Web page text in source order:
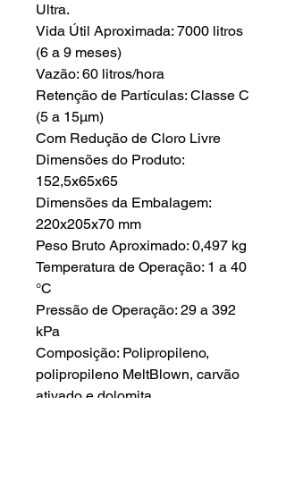
Ultra.
Vida Útil Aproximada: 7000 litros
(6 a 9 meses)
Vazão: 60 litros/hora
Retenção de Partículas: Classe C
(5 a 15µm)
Com Redução de Cloro Livre
Dimensões do Produto:
152,5x65x65
Dimensões da Embalagem:
220x205x70 mm
Peso Bruto Aproximado: 0,497 kg
Temperatura de Operação: 1 a 40
°C
Pressão de Operação: 29 a 392
kPa
Composição: Polipropileno,
polipropileno MeltBlown, carvão
ativado e dolomita.